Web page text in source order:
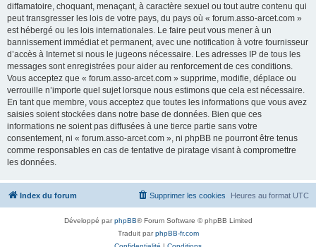
diffamatoire, choquant, menaçant, à caractère sexuel ou tout autre contenu qui
peut transgresser les lois de votre pays, du pays où « forum.asso-arcet.com »
est hébergé ou les lois internationales. Le faire peut vous mener à un
bannissement immédiat et permanent, avec une notification à votre fournisseur
d’accès à Internet si nous le jugeons nécessaire. Les adresses IP de tous les
messages sont enregistrées pour aider au renforcement de ces conditions.
Vous acceptez que « forum.asso-arcet.com » supprime, modifie, déplace ou
verrouille n’importe quel sujet lorsque nous estimons que cela est nécessaire.
En tant que membre, vous acceptez que toutes les informations que vous avez
saisies soient stockées dans notre base de données. Bien que ces
informations ne soient pas diffusées à une tierce partie sans votre
consentement, ni « forum.asso-arcet.com », ni phpBB ne pourront être tenus
comme responsables en cas de tentative de piratage visant à compromettre
les données.
Index du forum Heures au format UTC
Supprimer les cookies
Développé parphpBB® Forum Software © phpBB Limited
Traduit parphpBB-fr.com